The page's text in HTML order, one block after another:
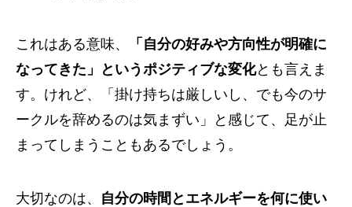
これはある意味、
「自分の好みや方向性が明確に
なってきた」というポジティブな変化とも言えま
す。けれど、「掛け持ちは厳しいし、でも今のサ
ークルを辞めるのは気まずい」と感じて、足が止
まってしまうこともあるでしょう。
大切なのは、 自分の時間とエネルギーを何に使い